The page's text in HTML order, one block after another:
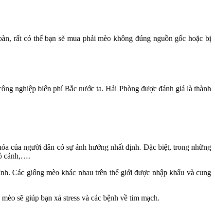
rất có thể bạn sẽ mua phải mèo không đúng nguồn gốc hoặc bị
nghiệp biển phí Bắc nước ta. Hải Phòng được đánh giá là thành
của người dân có sự ảnh hưởng nhất định. Đặc biệt, trong những
cảnh,….
Các giống mèo khác nhau trên thế giới được nhập khẩu và cung
sẽ giúp bạn xả stress và các bệnh về tim mạch.